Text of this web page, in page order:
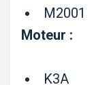
M2001
Moteur :
K3A